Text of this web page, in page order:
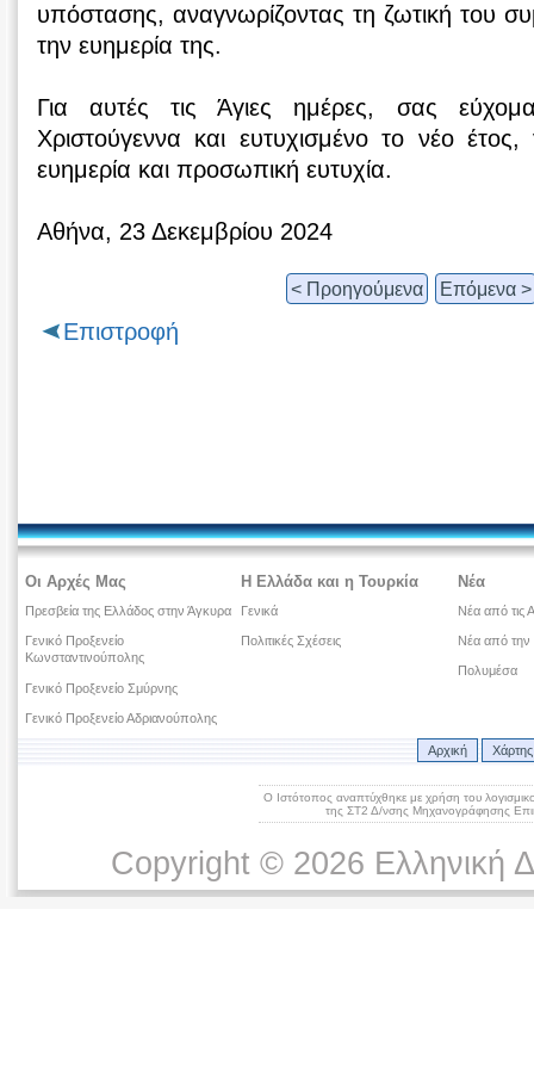
υπόστασης, αναγνωρίζοντας τη ζωτική του
την ευημερία της.
Για αυτές τις Άγιες ημέρες, σας
Χριστούγεννα και ευτυχισμένο το νέο
ευημερία και προσωπική ευτυχία.
Αθήνα, 23 Δεκεμβρίου 2024
< Προηγούμενα Επόμενα >
Επιστροφή
Οι Αρχές Μας
Πρεσβεία της Ελλάδος στην Άγκυρα
Γενικό Προξενείο
Κωνσταντινούπολης
Γενικό Προξενείο Σμύρνης
Γενικό Προξενείο Αδριανούπολης
Η Ελλάδα και η Τουρκία
Γενικά
Πολιτικές Σχέσεις
Νέα
Νέα από τις
Νέα από την
Πολυμέσα
Αρχική
Ο Ιστότοπος αναπτύχθηκε με χρήση του
της ΣΤ2 Δ/νσης Μηχανογράφησης
Copyright © 2026 Ελληνική